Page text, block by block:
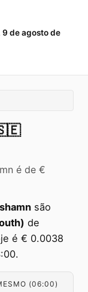
de agosto de
é de €
são
de
é € 0.0038
(06:00)